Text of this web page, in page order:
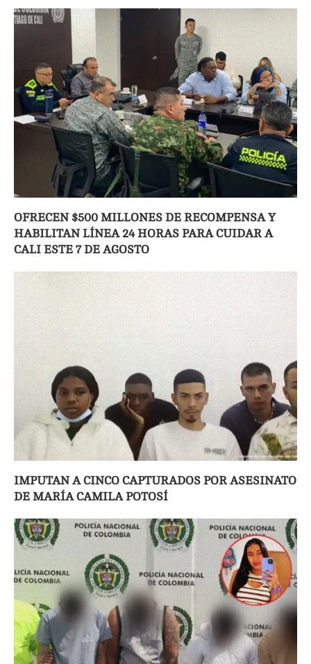
OFRECEN $500 MILLONES DE RECOMPENSA Y
HABILITAN LÍNEA 24 HORAS PARA CUIDAR A
CALI ESTE 7 DE AGOSTO
IMPUTAN A CINCO CAPTURADOS POR ASESINATO
DE MARÍA CAMILA POTOSÍ